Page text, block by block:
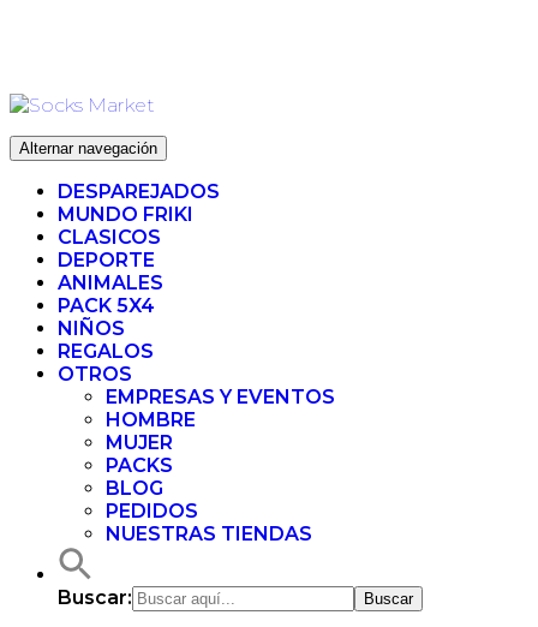
Alternar navegación
DESPAREJADOS
MUNDO FRIKI
CLASICOS
DEPORTE
ANIMALES
PACK 5X4
NIÑOS
REGALOS
OTROS
EMPRESAS Y EVENTOS
HOMBRE
MUJER
PACKS
BLOG
PEDIDOS
NUESTRAS TIENDAS
Buscar: